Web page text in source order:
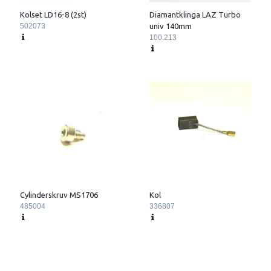
Kolset LD16-8 (2st)
502073
Diamantklinga LAZ Turbo
univ 140mm
100.213
Cylinderskruv MS1706
485004
Kol
336807